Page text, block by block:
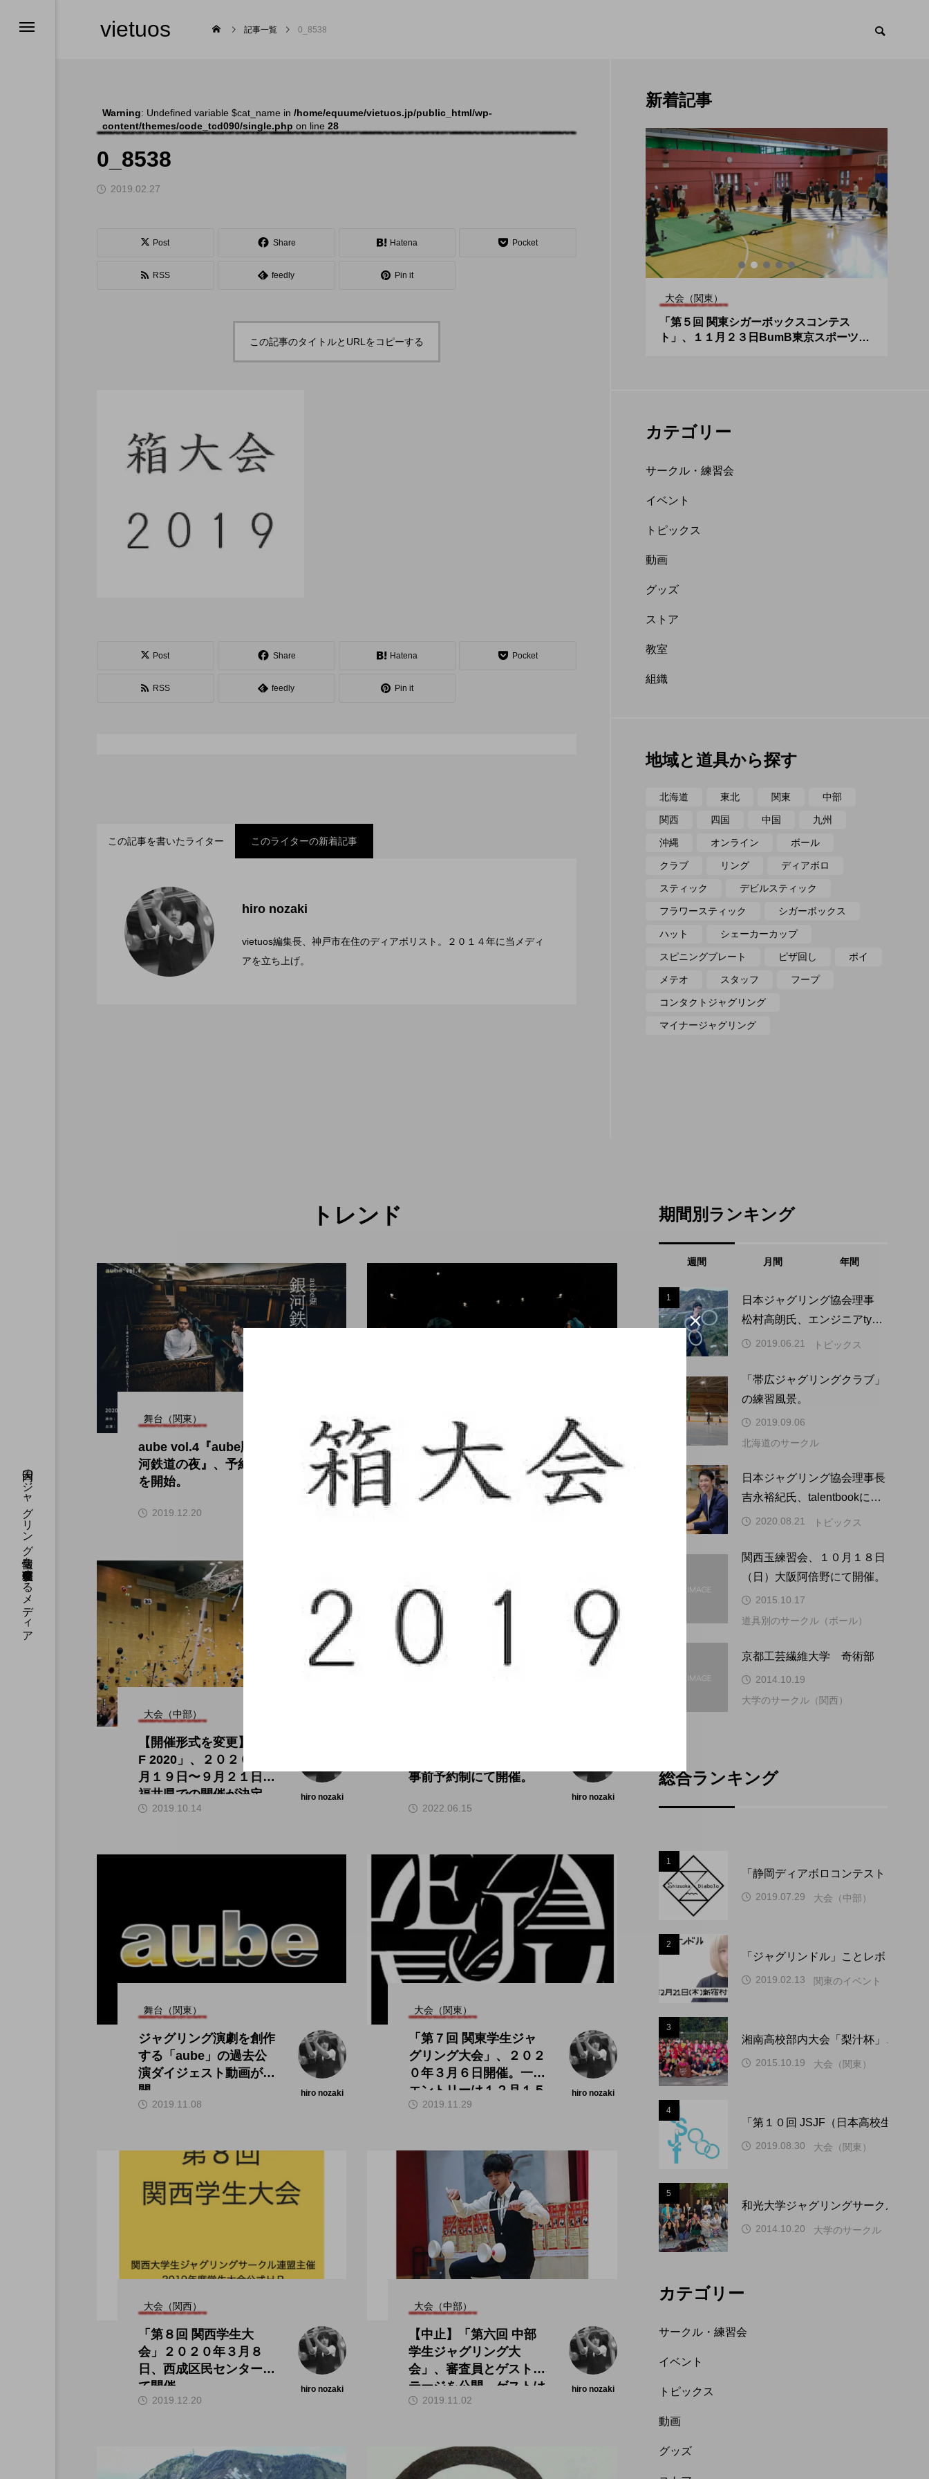
国内のジャグリング情報を収集・整理・発信するメディア
舞台
「Dice ~the juggling s
how~」、第２回公演
のダイジェスト映像を
発表会
「JJF 2020」、開催形
式を変更。国内各地で
オンラインとオフライ
イベント
「ディアボロサマーフ
ェスティバル ２０２
トピックス
ジャグリング新人戦、
運営メンバーを募集

オンライン
フラワースティック
ポイ
スタッフ フープ コンタクトジャグリング マイナージャグリング
vietuos 記事一覧 0_8538
Warning: Undefined variable $cat_name in /home/equume/vietuos.jp/public_html/wp-
content/themes/code_tcd090/single.php on line 28
0_8538
2019.02.27
Post Share Hatena Pocket
RSS feedly Pin it
この記事のタイトルとURLをコピーする
Post Share Hatena Pocket
RSS feedly Pin it
この記事を書いたライター このライターの新着記事
hiro nozaki
vietuos編集長、神戸市在住のディアボリスト。２０１４年に当メディ
アを立ち上げ。
2022.06.21
2022.06.21
「第５回 関東シガーボックスコンテスト」、１１月２３日BumB東京スポーツ
文化館にて開催。
新着記事
「WJD 2022」終了。各地の様子とフォト
コンテスト結果。
「ディアボロサマーフェスティバル ２０２
２」、８月２６日開催。
大会（関東）
「第５回 関東シガーボックスコンテス
ト」、１１月２３日BumB東京スポーツ文
カテゴリー
サークル・練習会
イベント
トピックス
動画
グッズ
ストア
教室
組織
地域と道具から探す
北海道 東北 関東 中部
関西 四国 中国 九州
沖縄 オンライン ボール
クラブ リング ディアボロ
スティック デビルスティック
フラワースティック シガーボックス
ハット シェーカーカップ
スピニングプレート ピザ回し ポイ
メテオ スタッフ フープ
コンタクトジャグリング
マイナージャグリング
トレンド
舞台（関東）
aube vol.4『aube版 銀
河鉄道の夜』、予約受付
を開始。
hiro nozaki
2019.12.20
舞台（関西）
『わが星』を終えて。フ
ラトレスラジオ #6 公
hiro nozaki
大会（中部）
【開催形式を変更】「JJ
F 2020」、２０２０年９
月１９日〜９月２１日、
福井県での開催が決定。
hiro nozaki
2019.10.14
事前予約制にて開催。
hiro nozaki
2022.06.15
舞台（関東）
ジャグリング演劇を創作
する「aube」の過去公
演ダイジェスト動画が公
開。
hiro nozaki
2019.11.08
大会（関東）
「第７回 関東学生ジャ
グリング大会」、２０２
０年３月６日開催。一次
エントリーは１２月１５
日から。
hiro nozaki
2019.11.29
大会（関西）
「第８回 関西学生大
会」２０２０年３月８
日、西成区民センターに
て開催。
hiro nozaki
2019.12.20
大会（中部）
【中止】「第六回 中部
学生ジャグリング大
会」、審査員とゲストス
テージを公開。ゲストは
田多加津輝氏。
hiro nozaki
2019.11.02
期間別ランキング
週間 月間 年間
1
日本ジャグリング協会理事
松村高朗氏、エンジニアtype
にインタビュー掲載。
2019.06.21 トピックス
「帯広ジャグリングクラブ」
の練習風景。
2019.09.06
北海道のサークル
日本ジャグリング協会理事長
吉永裕紀氏、talentbookにイ
ンタビュー掲載。
2020.08.21 トピックス
関西玉練習会、１０月１８日
（日）大阪阿倍野にて開催。
2015.10.17
道具別のサークル（ボール）
京都工芸繊維大学 奇術部
2014.10.19
大学のサークル（関西）
総合ランキング
1
「静岡ディアボロコンテスト ２０
2019.07.29 大会（中部）
2
「ジャグリンドル」ことレボリュー
2019.02.13 関東のイベント
3
湘南高校部内大会「梨汁杯」、１０
2015.10.19 大会（関東）
4
「第１０回 JSJF（日本高校生ジャ
2019.08.30 大会（関東）
5
和光大学ジャグリングサークル WAP
2014.10.20 大学のサークル（関東）
カテゴリー
サークル・練習会
イベント
トピックス
動画
グッズ
